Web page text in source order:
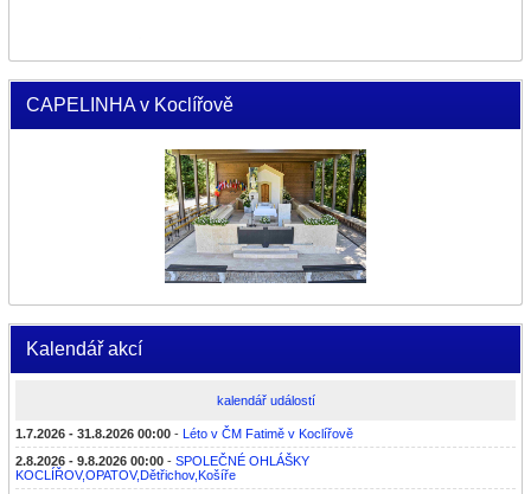
CAPELINHA v Koclířově
Kalendář akcí
kalendář událostí
1.7.2026 - 31.8.2026 00:00 -
Léto v ČM Fatimě v Koclířově
2.8.2026 - 9.8.2026 00:00 - SPOLEČNÉ OHLÁŠKY
KOCLÍŘOV,OPATOV,Dětřichov,Košíře